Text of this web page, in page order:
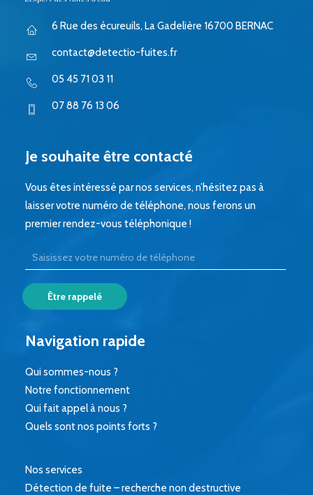
6 Rue des écureuils, La Gadelière 16700 BERNAC
contact@detectio-fuites.fr
05 45 71 03 11
07 88 76 13 06
Je souhaite être contacté
Vous êtes intéressé par nos services, n’hésitez pas à
laisser votre numéro de téléphone, nous ferons un
premier rendez-vous téléphonique !
Navigation rapide
Qui sommes-nous ?
Notre fonctionnement
Qui fait appel à nous ?
Quels sont nos points forts ?
Nos services
Détection de fuite – recherche non destructive